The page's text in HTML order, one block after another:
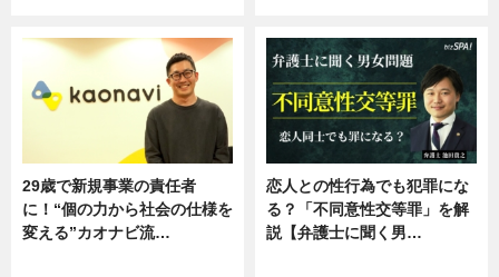
29歳で新規事業の責任者
に！“個の力から社会の仕様を
変える”カオナビ流…
恋人との性行為でも犯罪にな
る？「不同意性交等罪」を解
説【弁護士に聞く男…